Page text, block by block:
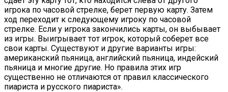
игрока по часовой стрелке, берет первую карту. Затем
ход переходит к следующему игроку по часовой
стрелке. Если у игрока закончились карты, он выбывает
из игры. Выигрывает тот игрок, который соберет все
свои карты. Существуют и другие варианты игры:
американский пьяница, английский пьяница, индейский
пьяница и многие другие. Но правила этих игр
существенно не отличаются от правил классического
пиариста и русского пиариста».